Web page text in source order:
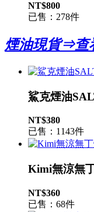
NT$800
已售：278件
煙油現貨⇒查
鯊克煙油
NT$380
已售：1143件
Kimi無涼無
NT$360
已售：68件